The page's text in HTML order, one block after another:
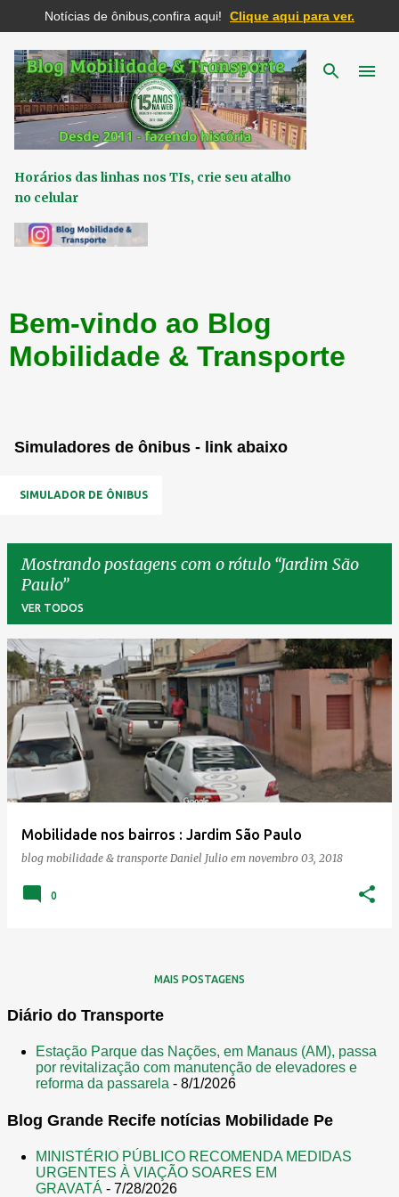
Pular para o conteúdo principal
Horários das linhas nos TIs, crie seu atalho
no celular
Notícias de ônibus,confira aqui! Clique aqui para ver.
Bem-vindo ao Blog
Mobilidade & Transporte
Simuladores de ônibus - link abaixo
SIMULADOR DE ÔNIBUS
Mostrando postagens com o rótulo Jardim São
Paulo
VER TODOS
P
o
s
a
g
Mobilidade nos bairros : Jardim São Paulo
blog mobilidade & transporte Daniel Julio em novembro 03, 2018
0
MAIS POSTAGENS
Diário do Transporte
Estação Parque das Nações, em Manaus (AM), passa
por revitalização com manutenção de elevadores e
reforma da passarela - 8/1/2026
Blog Grande Recife notícias Mobilidade Pe
MINISTÉRIO PÚBLICO RECOMENDA MEDIDAS
URGENTES À VIAÇÃO SOARES EM
GRAVATÁ - 7/28/2026